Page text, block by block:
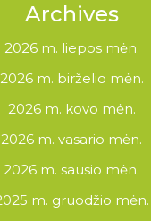
Archives
2026 m. liepos mėn.
2026 m. birželio mėn.
2026 m. kovo mėn.
2026 m. vasario mėn.
2026 m. sausio mėn.
m. gruodžio mėn.